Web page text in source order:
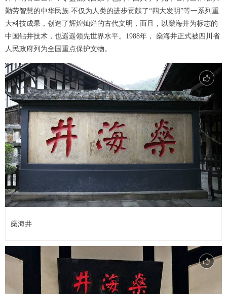
勤劳智慧的中华民族.不仅为人类的进步贡献了“四大发明”等一系列重
大科技成果，创造了辉煌灿烂的古代文明，而且，以燊海井为标志的
中国钻井技术，也遥遥领先世界水平。1988年， 燊海井正式被四川省
人民政府列为全国重点保护文物。
燊海井